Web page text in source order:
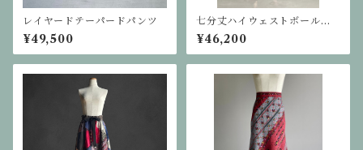
レイヤードテーパードパンツ
¥49,500
七分丈ハイウェストボールパ
ンツ
¥46,200